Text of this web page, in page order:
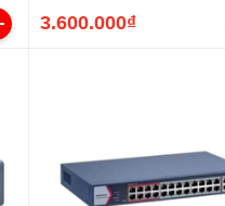
uplink Gigabit, 1 SFP,
3.600.000₫